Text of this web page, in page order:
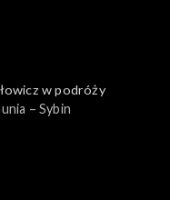
w podróży
– Sybin